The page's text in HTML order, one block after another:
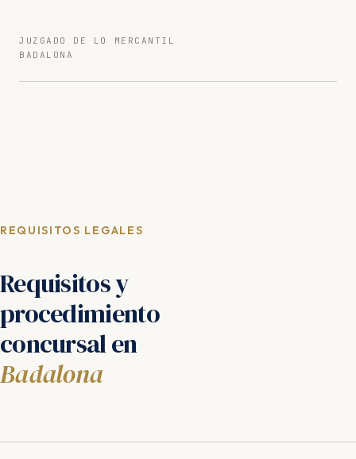
JUZGADO DE LO MERCANTIL
BADALONA
REQUISITOS LEGALES
Requisitos y
procedimiento
concursal en
Badalona